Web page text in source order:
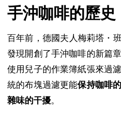
手沖咖啡的歷史
百年前，德國夫人梅莉塔・
發現開創了手沖咖啡的新篇
使用兒子的作業簿紙張來過
統的布塊過濾更能保持咖啡
雜味的干擾。